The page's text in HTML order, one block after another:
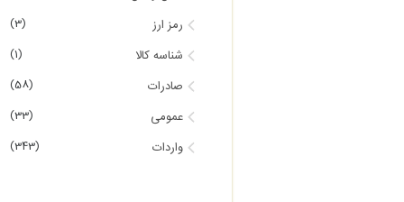
رمز ارز (3)
شناسه کالا (1)
صادرات (58)
عمومی (33)
واردات (343)